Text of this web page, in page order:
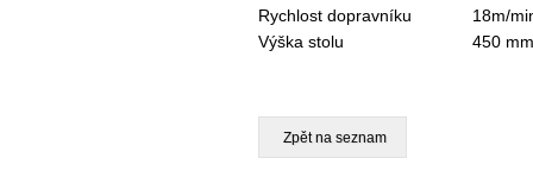
Rychlost dopravníku
18m/
Výška stolu
450 mm